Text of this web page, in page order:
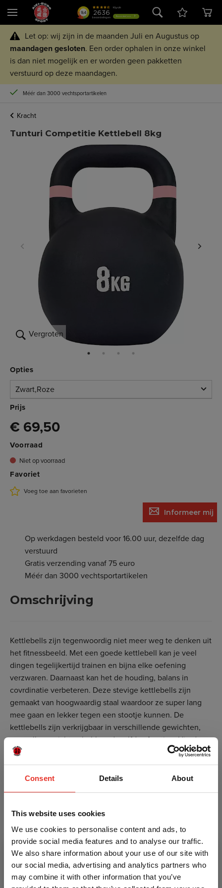
Consent Details About
This website uses cookies
We use cookies to personalise content and ads, to
provide social media features and to analyse our traffic.
We also share information about your use of our site with
our social media, advertising and analytics partners who
may combine it with other information that you’ve
Let op: wij zijn in de maanden Juli en Augustus op
maandagengesloten. Een order ophalen in onze winkel
is dan niet mogelijk en er worden geen pakketten
verstuurd op deze maandagen.
Méér dan 3000 vechtsportartikelen
Kracht
Tunturi Competitie Kettlebell 8kg
Vergroten
Opties
Zwart,Roze
Zwart,Roze
3.004.308C
Prijs
€ 69,50
Voorraad
Niet op voorraad
Favoriet
Voeg toe aan favorieten
Informeer mij
Op werkdagen besteld voor 16.00 uur, dezelfde dag
verstuurd
Gratis verzending vanaf 75 euro
Méér dan 3000 vechtsportartikelen
Omschrijving
Kettlebells zijn tegenwoordig niet meer weg te denken uit
het fitnessbeeld. Met een goede kettlebell kan je veel
dingen tegelijkertijd trainen en bijna elke oefening
verzwaren. Daarnaast kan het de houding, balans in
covrdinatie verbeteren. Deze stevige kettlebells zijn
gemaakt van hoogwaardig staal waardoor ze super lang
mee gaan en lekker tegen een stootje kunnen. De
kettlebells zijn verkrijgbaar in verschillende gewichten,
maar alle gewichten hebben dezelfde afmeting. Hierdoor
liggen ze allemaal even fijn in de hand en train jij lekker
verder, ongeacht het gewicht!
Specificaties
Universeel inzetbaar bij en legio aan oefeningen
Alle gewichten hebben dezelfde afmetingen
Ligt fijn in de hand door een brede en stevige greep
Ideaal voor zowel thuis als in de sportschool
Verkrijgbaar in de gewichten 8KG, 12KG, 16KG en
20KG